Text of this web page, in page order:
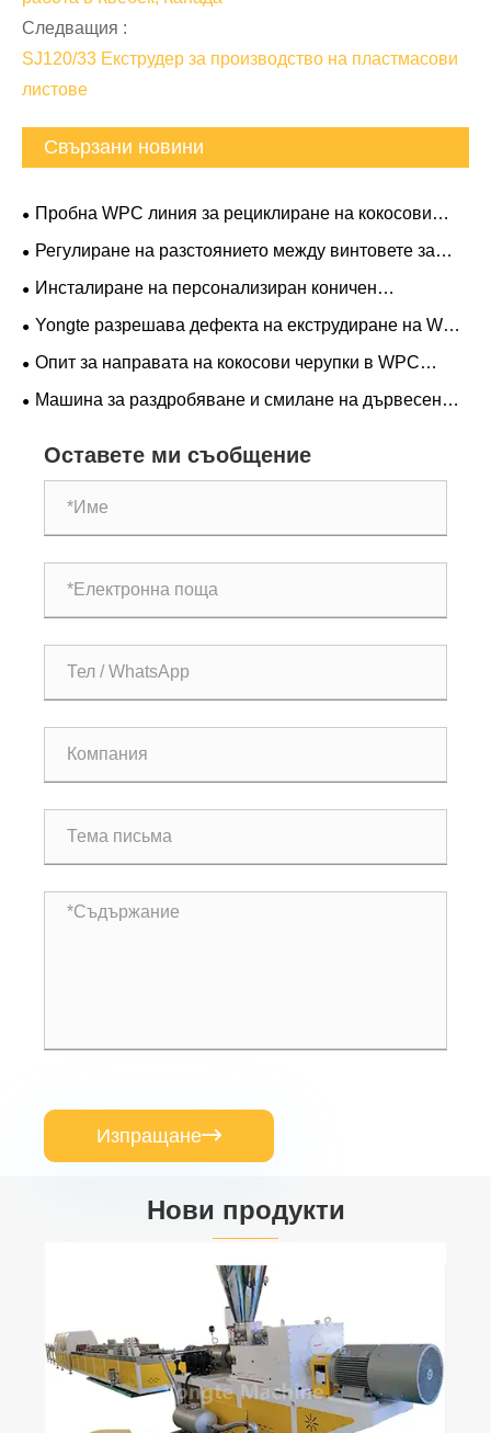
Следващия :
SJ120/33 Екструдер за производство на пластмасови
листове
Свързани новини
Пробна WPC линия за рециклиране на кокосови
черупки за клиент от Виетнам
Регулиране на разстоянието между винтовете за
SJSZ65/132 WPC рамка на врата с конусен
двушнеков екструдер
Инсталиране на персонализиран коничен
двушнеков екструдер 92/188
Yongte разрешава дефекта на екструдиране на WPC
декинг за канадски клиент за една нощ
Опит за направата на кокосови черупки в WPC
декинг
Машина за раздробяване и смилане на дървесен
енергия: Yongte преминава одобрението за
изпълнение на място на европейския клиент
Оставете ми съобщение
Изпращане
Нови продукти